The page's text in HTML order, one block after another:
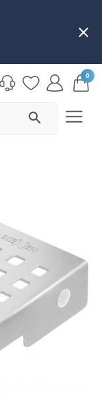
close
search
0